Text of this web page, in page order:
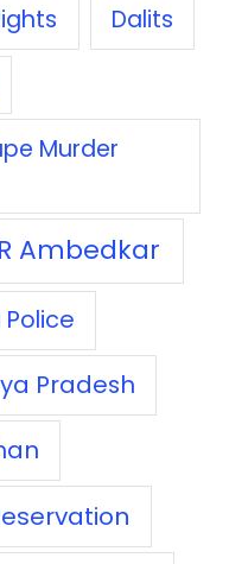
Dalits
Murder
Ambedkar
Pradesh